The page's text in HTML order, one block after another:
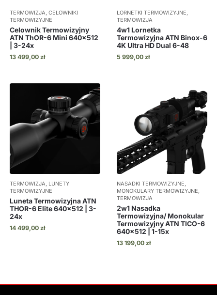
TERMOWIZJA, CELOWNIKI
TERMOWIZYJNE
Celownik Termowizyjny
ATN ThOR-6 Mini 640×512
| 3-24x
13 499,00 zł
LORNETKI TERMOWIZYJNE,
TERMOWIZJA
4w1 Lornetka
Termowizyjna ATN Binox-6
4K Ultra HD Dual 6-48
5 999,00 zł
TERMOWIZJA, LUNETY
TERMOWIZYJNE
Luneta Termowizyjna ATN
THOR-6 Elite 640×512 | 3-
24x
14 499,00 zł
NASADKI TERMOWIZYJNE,
MONOKULARY TERMOWIZYJNE,
TERMOWIZJA
2w1 Nasadka
Termowizyjna/ Monokular
Termowizyjny ATN TICO-6
640×512 | 1-15x
13 199,00 zł